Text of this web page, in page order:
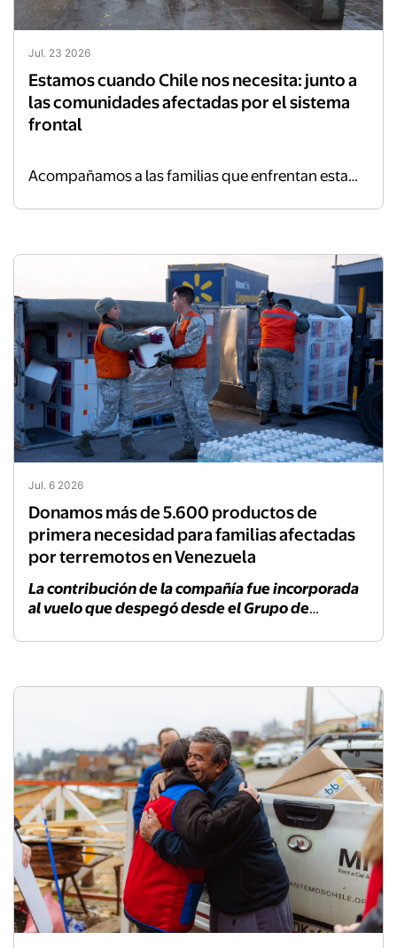
Jul. 23 2026
Estamos cuando Chile nos necesita: junto a
las comunidades afectadas por el sistema
frontal
Acompañamos a las familias que enfrentan esta
y frazadas, llegando con ayuda esencial a distintas
locales y el Gobierno.
Jul. 6 2026
Donamos más de 5.600 productos de
primera necesidad para familias afectadas
por terremotos en Venezuela
La contribución de la compañía fue incorporada
al vuelo que despegó desde el Grupo de
(FACh), como parte del envío coordinado por el